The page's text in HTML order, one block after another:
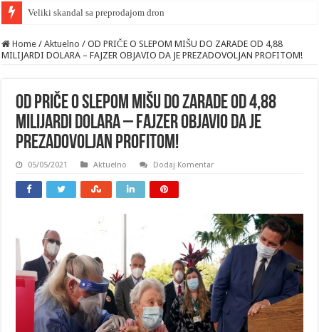
Home / Aktuelno / OD PRIČE O SLEPOM MIŠU DO ZARADE OD 4,88
MILIJARDI DOLARA – FAJZER OBJAVIO DA JE PREZADOVOLJAN PROFITOM!
OD PRIČE O SLEPOM MIŠU DO ZARADE OD 4,88
MILIJARDI DOLARA – FAJZER OBJAVIO DA JE
PREZADOVOLJAN PROFITOM!
05/05/2021 Aktuelno Dodaj Komentar